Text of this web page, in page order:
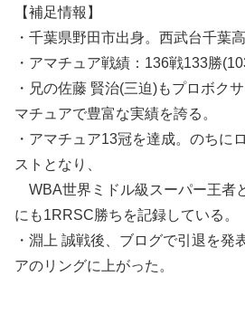
【補足情報】
・千葉県野田市出身。西武台千葉
・アマチュア戦績：136戦133勝
・兄の佐藤 賢治(三迫)もプロボク
マチュアで豊富な実績を誇る。
・アマチュア13冠を達成。のちに
ストとなり、
WBA世界ミドル級スーパー王者
にも1RRSC勝ちを記録している。
・淵上 誠戦後、ブログで引退を発
アのリングに上がった。